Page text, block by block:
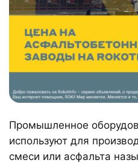
Промышленное
используют для
смеси или асфальта